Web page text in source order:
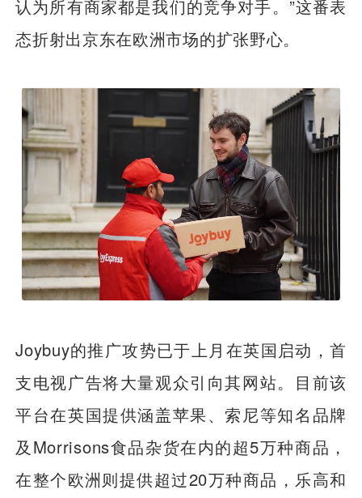
认为所有商家都是我们的竞争对手。”这番表
态折射出京东在欧洲市场的扩张野心。
Joybuy的推广攻势已于上月在英国启动，首
支电视广告将大量观众引向其网站。目前该
平台在英国提供涵盖苹果、索尼等知名品牌
及Morrisons食品杂货在内的超5万种商品，
在整个欧洲则提供超过20万种商品，乐高和